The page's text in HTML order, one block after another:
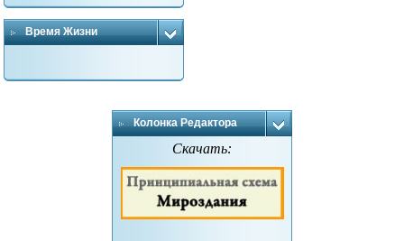
Время Жизни
Колонка Редактора
Скачать: